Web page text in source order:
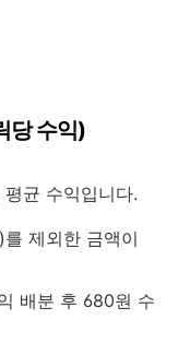
당 수익)
균 수익입니다.
제외한 금액이
배분 후 680원 수